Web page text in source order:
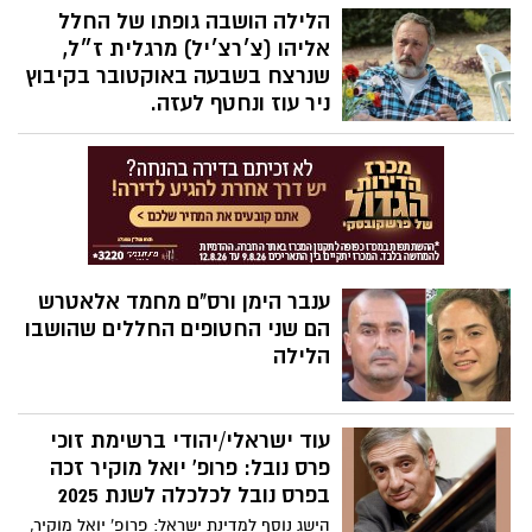
באוקטובר.
הלילה הושבה גופתו של החלל
אליהו (צ׳רצ׳יל) מרגלית ז״ל,
שנרצח בשבעה באוקטובר בקיבוץ
ניר עוז ונחטף לעזה.
קיבוץ ניר עוז מודיע על השבתו לקבורה של
יקירינו, אליהו (צ׳רצ׳יל) מרגלית ז״ל, שנרצח
בשבעה באוקטובר בקיבוץ ניר עוז ונחטף
לעזה. צ׳רצ׳יל, בן 75, נשוי לדפנה, אב לנועה,
דני ונילי וסב לשלושה.
ענבר הימן ורס"ם מחמד אלאטרש
הם שני החטופים החללים שהושבו
הלילה
עוד ישראלי/יהודי ברשימת זוכי
פרס נובל: פרופ' יואל מוקיר זכה
בפרס נובל לכלכלה לשנת 2025
הישג נוסף למדינת ישראל: פרופ’ יואל מוקיר,